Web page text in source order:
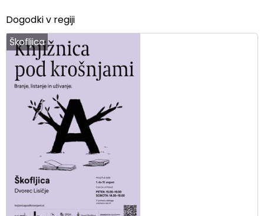
Dogodki v regiji
Škofljica